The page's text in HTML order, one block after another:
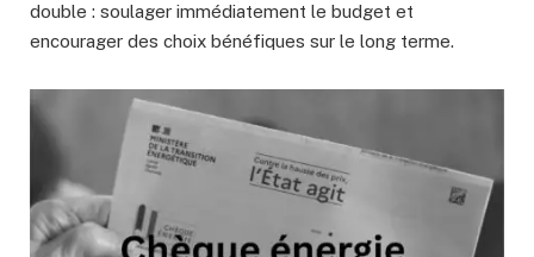
double : soulager immédiatement le budget et
encourager des choix bénéfiques sur le long terme.